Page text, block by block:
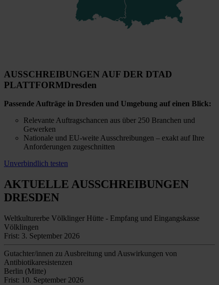
AUSSCHREIBUNGEN AUF DER DTAD
PLATTFORMDresden
Passende Aufträge in Dresden und Umgebung auf einen Blick:
Relevante Auftragschancen aus über 250 Branchen und
Gewerken
Nationale und EU-weite Ausschreibungen – exakt auf Ihre
Anforderungen zugeschnitten
Unverbindlich testen
AKTUELLE AUSSCHREIBUNGEN
DRESDEN
Weltkulturerbe Völklinger Hütte - Empfang und Eingangskasse
Völklingen
Frist: 3. September 2026
Gutachter/innen zu Ausbreitung und Auswirkungen von
Antibiotikaresistenzen
Berlin (Mitte)
Frist: 10. September 2026